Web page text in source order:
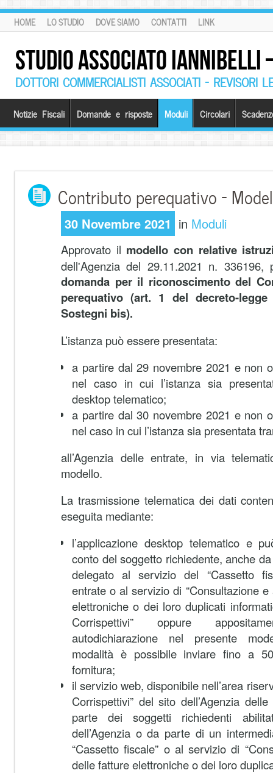
HOME LO STUDIO DOVE SIAMO CONTATTI LINK
STUDIO ASSOCIATO
DOTTORI COMMERCIALISTI ASSOCIATI – REVISORI
Notizie Fiscali Domande e risposte Moduli Circolari
Contributo perequativo –
30 Novembre 2021 in Moduli
Approvato il modello con relative
dell'Agenzia del 29.11.2021 n. 336196,
domanda per il riconoscimento del
perequativo (art. 1 del decreto-
Sostegni bis).
L’istanza può essere presentata:
a partire dal 29 novembre 2021 e non
nel caso in cui l’istanza sia
desktop telematico;
a partire dal 30 novembre 2021 e non
nel caso in cui l’istanza sia presentata
all’Agenzia delle entrate, in via
modello.
La trasmissione telematica dei dati
eseguita mediante:
l’applicazione desktop telematico e
conto del soggetto richiedente, anche
delegato al servizio del “Cassetto
entrate o al servizio di “Consultazione
elettroniche o dei loro duplicati
Corrispettivi” oppure
autodichiarazione nel presente
modalità è possibile inviare fino a
fornitura;
il servizio web, disponibile nell’area
Corrispettivi” del sito dell’Agenzia
parte dei soggetti richiedenti
dell’Agenzia o da parte di un
“Cassetto fiscale” o al servizio di
delle fatture elettroniche o dei loro